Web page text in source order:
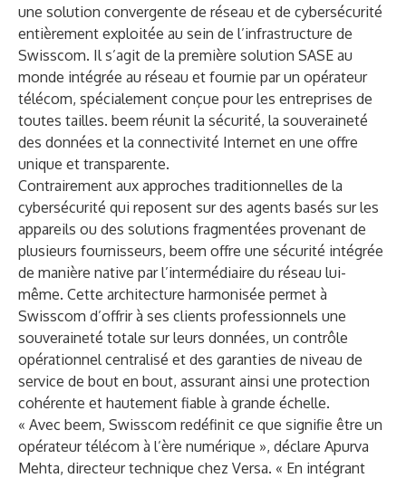
une solution convergente de réseau et de cybersécurité
entièrement exploitée au sein de l’infrastructure de
Swisscom. Il s’agit de la première solution SASE au
monde intégrée au réseau et fournie par un opérateur
télécom, spécialement conçue pour les entreprises de
toutes tailles. beem réunit la sécurité, la souveraineté
des données et la connectivité Internet en une offre
unique et transparente.
Contrairement aux approches traditionnelles de la
cybersécurité qui reposent sur des agents basés sur les
appareils ou des solutions fragmentées provenant de
plusieurs fournisseurs, beem offre une sécurité intégrée
de manière native par l’intermédiaire du réseau lui-
même. Cette architecture harmonisée permet à
Swisscom d’offrir à ses clients professionnels une
souveraineté totale sur leurs données, un contrôle
opérationnel centralisé et des garanties de niveau de
service de bout en bout, assurant ainsi une protection
cohérente et hautement fiable à grande échelle.
« Avec beem, Swisscom redéfinit ce que signifie être un
opérateur télécom à l’ère numérique », déclare Apurva
Mehta, directeur technique chez Versa. « En intégrant